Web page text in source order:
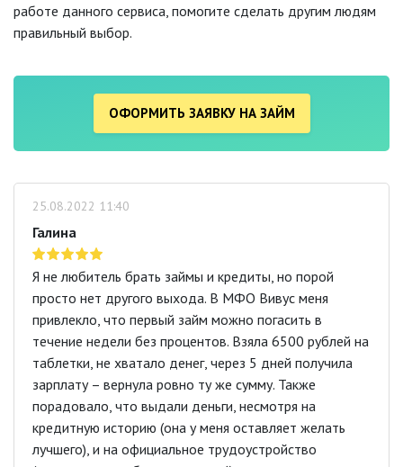
работе данного сервиса, помогите сделать другим людям
правильный выбор.
ОФОРМИТЬ ЗАЯВКУ НА ЗАЙМ
25.08.2022 11:40
Галина
Я не любитель брать займы и кредиты, но порой
просто нет другого выхода. В МФО Вивус меня
привлекло, что первый займ можно погасить в
течение недели без процентов. Взяла 6500 рублей на
таблетки, не хватало денег, через 5 дней получила
зарплату – вернула ровно ту же сумму. Также
порадовало, что выдали деньги, несмотря на
кредитную историю (она у меня оставляет желать
лучшего), и на официальное трудоустройство